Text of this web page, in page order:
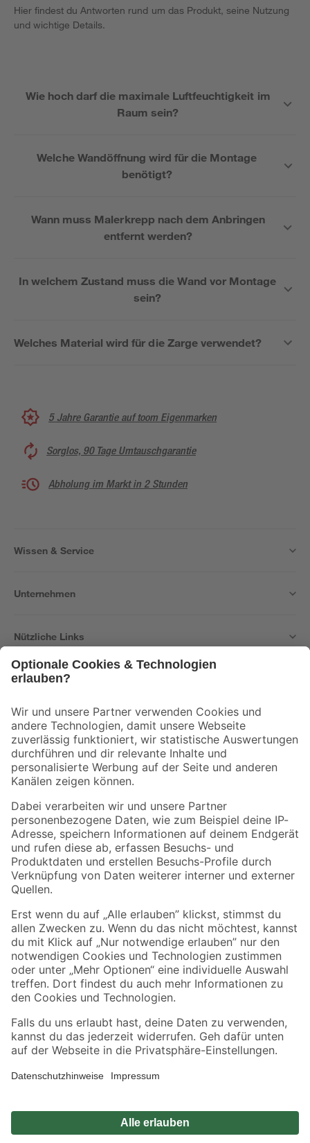
Hier findest du Antworten rund um das Produkt, seine Nutzung
und wichtige Details.
Wie hoch darf die maximale Luftfeuchtigkeit im
Raum sein?
Welche Wandöffnung wird für die Montage
benötigt?
Wann muss Malerkrepp nach dem Anbringen
entfernt werden?
In welchem Zustand muss die Wand vor Montage
sein?
Welches Material wird für die Zarge verwendet?
5 Jahre Garantie auf toom Eigenmarken
Sorglos, 90 Tage Umtauschgarantie
Abholung im Markt in 2 Stunden
Wissen & Service
Unternehmen
Nützliche Links
Der toom Newsletter: Keine Angebote und Aktionen mehr verpassen!
Zur Newsletter Anmeldung
Folge uns
Zahlungsarten Versandarten
Sicher einkaufen
Jetzt die toom-App herunterladen
Alle Preisangaben in EUR inkl. gesetzl. MwSt.. Die dargestellten Angebote sind unter
Umständen nicht in allen Märkten verfügbar. Die angegebenen Verfügbarkeiten beziehen
Produkte nur solange der Vorrat reicht.
*Paketversand ab 59 € versandkostenfrei, gilt nicht für Artikel mit Speditionsversand, hier
Privatsphäre Impressum
Nutzungsbedingungen
Widerrufsrecht Vertrag widerrufen